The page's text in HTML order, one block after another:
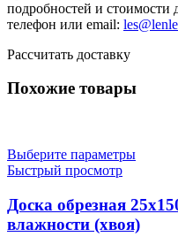
подробностей и стоимости
телефон или email:
Рассчитать доставку
Похожие товары
Выберите параметры
Быстрый просмотр
Доска обрезная
влажности (хвоя)